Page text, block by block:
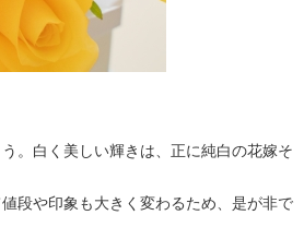
。白く美しい輝きは、正に純白の花嫁そ
段や印象も大きく変わるため、是が非で